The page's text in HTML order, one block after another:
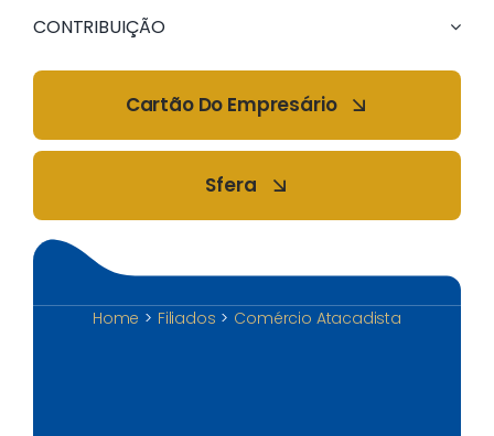
CONTRIBUIÇÃO
Cartão Do Empresário
Sfera
Home Filiados Comércio Atacadista